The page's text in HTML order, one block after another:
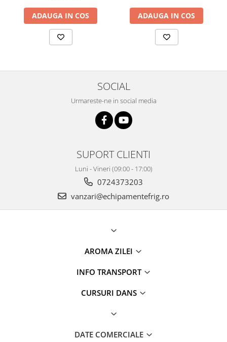
ADAUGA IN COS ADAUGA IN COS
SOCIAL
Urmareste-ne in social media
SUPORT CLIENTI
Luni - Vineri (09:00 - 17:00)
0724373203
vanzari@echipamentefrig.ro
AROMA ZILEI
INFO TRANSPORT
CURSURI DANS
DATE COMERCIALE